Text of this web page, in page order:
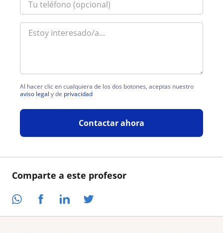
Comparte a este profesor
Al hacer clic en cualquiera de los dos botones, aceptas nuestro
aviso legal y de privacidad
Contactar ahora